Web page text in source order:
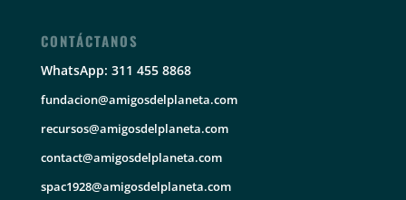
CONTÁCTANOS
WhatsApp: 311 455 8868
fundacion@amigosdelplaneta.com
recursos@amigosdelplaneta.com
contact@amigosdelplaneta.com
spac1928@amigosdelplaneta.com